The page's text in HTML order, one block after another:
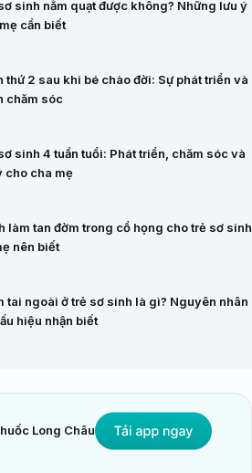
sinh nằm quạt được không? Những lưu ý
cần biết
thứ 2 sau khi bé chào đời: Sự phát triển và
chăm sóc
sinh 4 tuần tuổi: Phát triển, chăm sóc và
cho cha mẹ
làm tan đờm trong cổ họng cho trẻ sơ sinh
nên biết
tai ngoài ở trẻ sơ sinh là gì? Nguyên nhân
hiệu nhận biết
Long Châu